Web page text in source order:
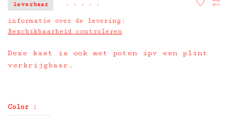
leverbaar • • • • •
informatie over de levering:
Beschikbaarheid controleren
Deze kast is ook met poten ipv een plint
verkrijgbaar.
Color :